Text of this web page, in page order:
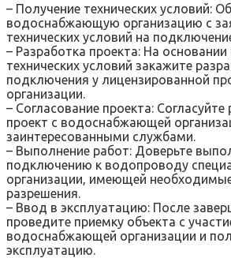
– Получение технических условий:
водоснабжающую организацию с
технических условий на
– Разработка проекта: На
технических условий закажите
подключения у лицензированной
организации.
– Согласование проекта:
проект с водоснабжающей
заинтересованными службами.
– Выполнение работ: Доверьте
подключению к водопроводу
организации‚ имеющей
разрешения.
– Ввод в эксплуатацию: После
проведите приемку объекта с
водоснабжающей организации и
эксплуатацию.